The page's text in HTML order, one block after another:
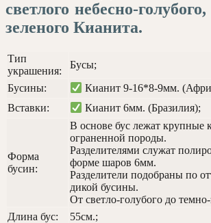
светлого небесно-
зеленого Кианита.
Тип
украшения:
Бусы;
Бусины:
Кианит 9-16*8-9мм.
Вставки:
Кианит 6мм. (Бразилия);
Форма
бусин:
В основе бус лежат крупные
ограненной породы.
Разделителями служат
форме шаров 6мм.
Разделители подобраны по
дикой бусины.
От светло-голубого до темно-
Длина бус:
55см.;